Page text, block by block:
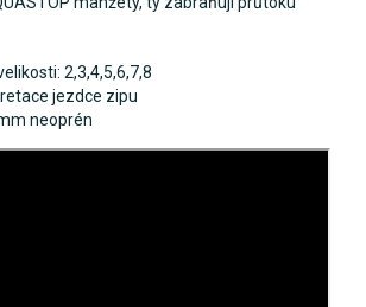
2,3,4,5,6,7,8
jezdce zipu
neoprén